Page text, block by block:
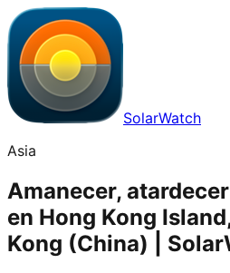
SolarWatch
Asia
Amanecer,
en Hong Kong
Kong (China) |